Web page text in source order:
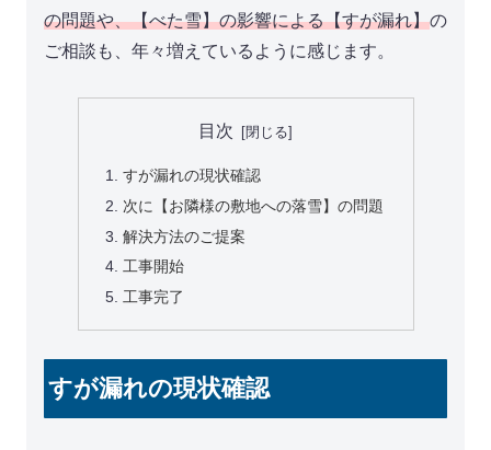
の問題や、【べた雪】の影響による【すが漏れ】の
ご相談も、年々増えているように感じます。
目次
すが漏れの現状確認
次に【お隣様の敷地への落雪】の問題
解決方法のご提案
工事開始
工事完了
すが漏れの現状確認